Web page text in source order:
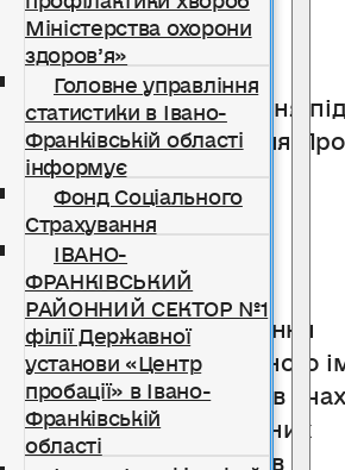
Міністерства охорони
здоров’я»
Головне управління
статистики в Івано-
Франківській області
інформує
Фонд Соціального
Страхування
ІВАНО-
ФРАНКІВСЬКИЙ
РАЙОННИЙ СЕКТОР №1
філії Державної
установи «Центр
пробації» в Івано-
Франківській
області
питання
ради»
Підведення
виконання
Формування
позитивного
громади в
потенційних
інвесторів і